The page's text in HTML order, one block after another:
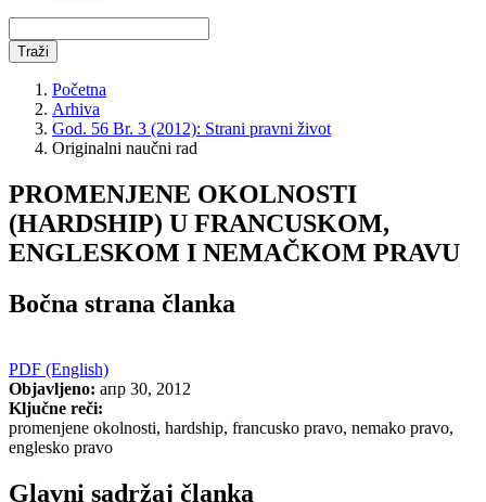
Traži
Početna
Arhiva
God. 56 Br. 3 (2012): Strani pravni život
Originalni naučni rad
PROMENJENE OKOLNOSTI
(HARDSHIP) U FRANCUSKOM,
ENGLESKOM I NEMAČKOM PRAVU
Bočna strana članka
PDF (English)
Objavljeno: апр 30, 2012
Ključne reči:
promenjene okolnosti, hardship, francusko pravo, nemako pravo,
englesko pravo
Glavni sadržaj članka